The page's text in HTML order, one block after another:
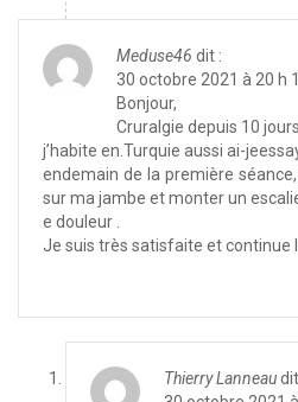
Meduse46 dit :
30 octobre 2021 à 20 h
Bonjour,
Cruralgie depuis 10
j’habite en.Turquie aussi ai-jeessayé votre méthode ; des le l
endemain de la première séance, je pouvais prendre appui
sur ma jambe et monter un escalier avec beaucoup moins d
e douleur .
Je suis très satisfaite et continue
Thierry Lanneau